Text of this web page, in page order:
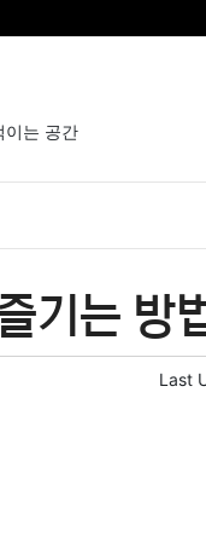
이는 공간
기는 방
Last